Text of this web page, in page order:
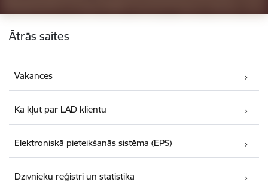
Kājene
Ātrās saites
Vakances
Kā kļūt par LAD klientu
Elektroniskā pieteikšanās sistēma (EPS)
Dzīvnieku reģistri un statistika